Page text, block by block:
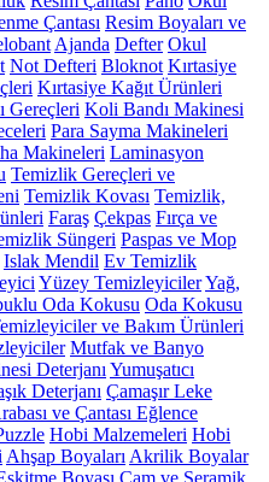
Çantası Resim Boyaları ve
Ajanda Defter Okul
Not Defteri Bloknot Kırtasiye
Kırtasiye Kağıt Ürünleri
Gereçleri Koli Bandı Makinesi
Para Sayma Makineleri
Makineleri Laminasyon
Temizlik Gereçleri ve
Temizlik Kovası Temizlik,
Faraş Çekpas Fırça ve
Süngeri Paspas ve Mop
Islak Mendil Ev Temizlik
Yüzey TemizleyicilerYağ,
Oda Kokusu Oda Kokusu
ve Bakım Ürünleri
Mutfak ve Banyo
Deterjanı Yumuşatıcı
Deterjanı Çamaşır Leke
ve Çantası Eğlence
Hobi Malzemeleri Hobi
Ahşap Boyaları Akrilik Boyalar
Boyası Cam ve Seramik